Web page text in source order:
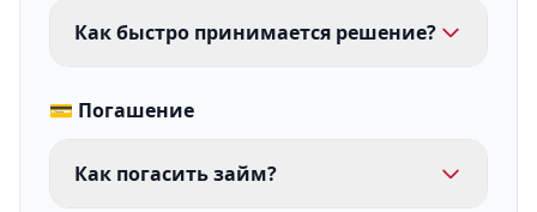
Как быстро принимается решение?
💳 Погашение
Как погасить займ?